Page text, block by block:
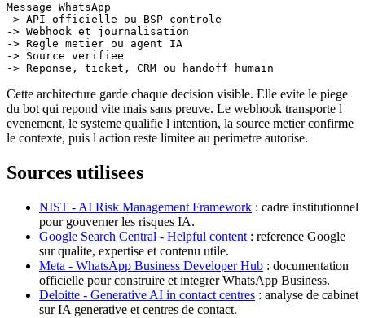
Message WhatsApp
-> API officielle ou BSP controle
-> Webhook et journalisation
-> Regle metier ou agent IA
-> Source verifiee
Cette architecture garde chaque decision visible. Elle evite le piege
du bot qui repond vite mais sans preuve. Le webhook transporte l
evenement, le systeme qualifie l intention, la source metier confirme
le contexte, puis l action reste limitee au perimetre autorise.
Sources utilisees
NIST - AI Risk Management Framework : cadre institutionnel
pour gouverner les risques IA.
Google Search Central - Helpful content : reference Google
sur qualite, expertise et contenu utile.
Meta - WhatsApp Business Developer Hub : documentation
officielle pour construire et integrer WhatsApp Business.
Deloitte - Generative AI in contact centres : analyse de cabinet
sur IA generative et centres de contact.